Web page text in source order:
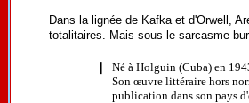
Dans la lignée de Kafka et d'Orwell,
totalitaires. Mais sous le sarcasme
❙
Né à Holguin (Cuba) en
Son œuvre littéraire hors
publication dans son pays